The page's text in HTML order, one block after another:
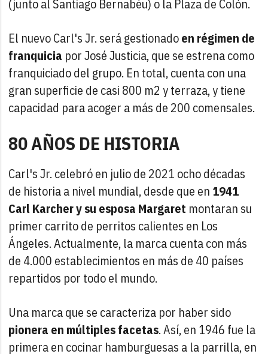
(junto al Santiago Bernabéu) o la Plaza de Colón.
El nuevo Carl's Jr. será gestionadoen régimen de
franquicia por José Justicia, que se estrena como
franquiciado del grupo. En total, cuenta con una
gran superficie de casi 800 m2 y terraza, y tiene
capacidad para acoger a más de 200 comensales.
80 AÑOS DE HISTORIA
Carl's Jr. celebró en julio de 2021 ocho décadas
de historia a nivel mundial, desde que en 1941
Carl Karcher y su esposa Margaret montaran su
primer carrito de perritos calientes en Los
Ángeles. Actualmente, la marca cuenta con más
de 4.000 establecimientos en más de 40 países
repartidos por todo el mundo.
Una marca que se caracteriza por haber sido
pionera en múltiples facetas. Así, en 1946 fue la
primera en cocinar hamburguesas a la parrilla, en